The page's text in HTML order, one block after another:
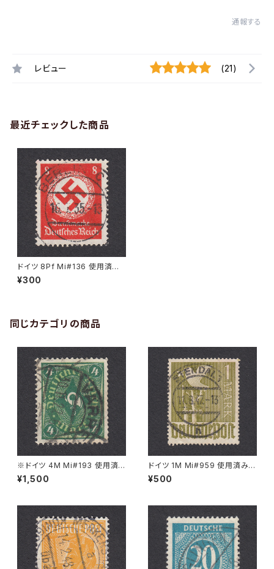
通報する
レビュー (21)
最近チェックした商品
ドイツ 8Pf Mi#136 使用済み
切手｜BERLIN 16.7.1935
¥300
同じカテゴリの商品
※ドイツ 4M Mi#193 使用済
み切手｜VARREL 30.11.1922
¥1,500
ドイツ 1M Mi#959 使用済み切
手｜STENDAL 11.8.1947
¥500